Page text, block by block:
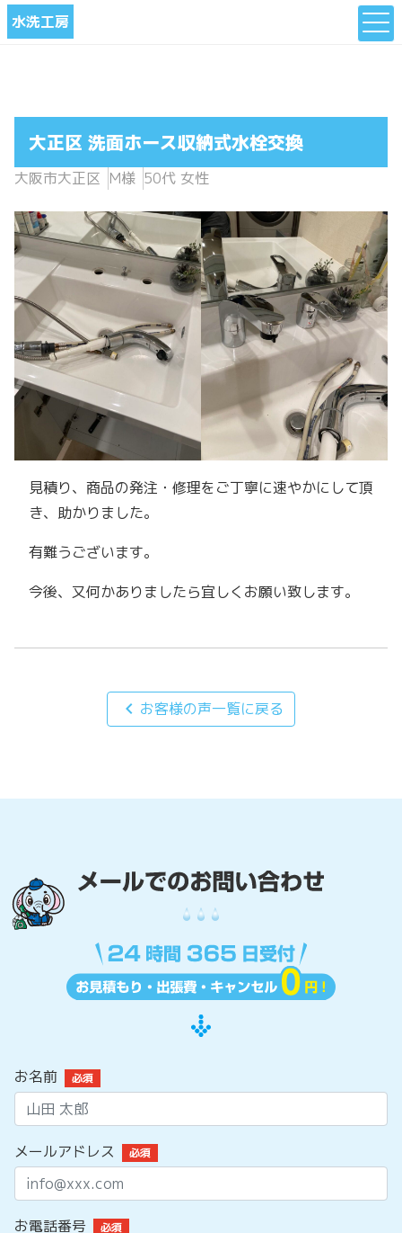
水洗工房
大正区 洗面ホース収納式水栓交換
大阪市大正区 M様 50代 女性
見積り、商品の発注・修理をご丁寧に速やかにして頂
き、助かりました。
有難うございます。
今後、又何かありましたら宜しくお願い致します。
chevron_left お客様の声一覧に戻る
お名前 必須
メールアドレス 必須
お電話番号 必須